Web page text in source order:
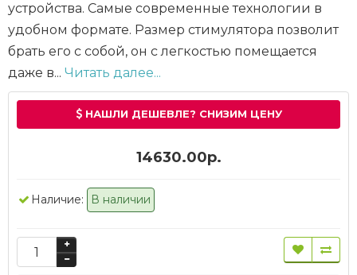
устройства. Самые современные технологии в
удобном формате. Размер стимулятора позволит
брать его с собой, он с легкостью помещается
даже в... Читать далее...
НАШЛИ ДЕШЕВЛЕ? СНИЗИМ ЦЕНУ
14630.00р.
Наличие: В наличии